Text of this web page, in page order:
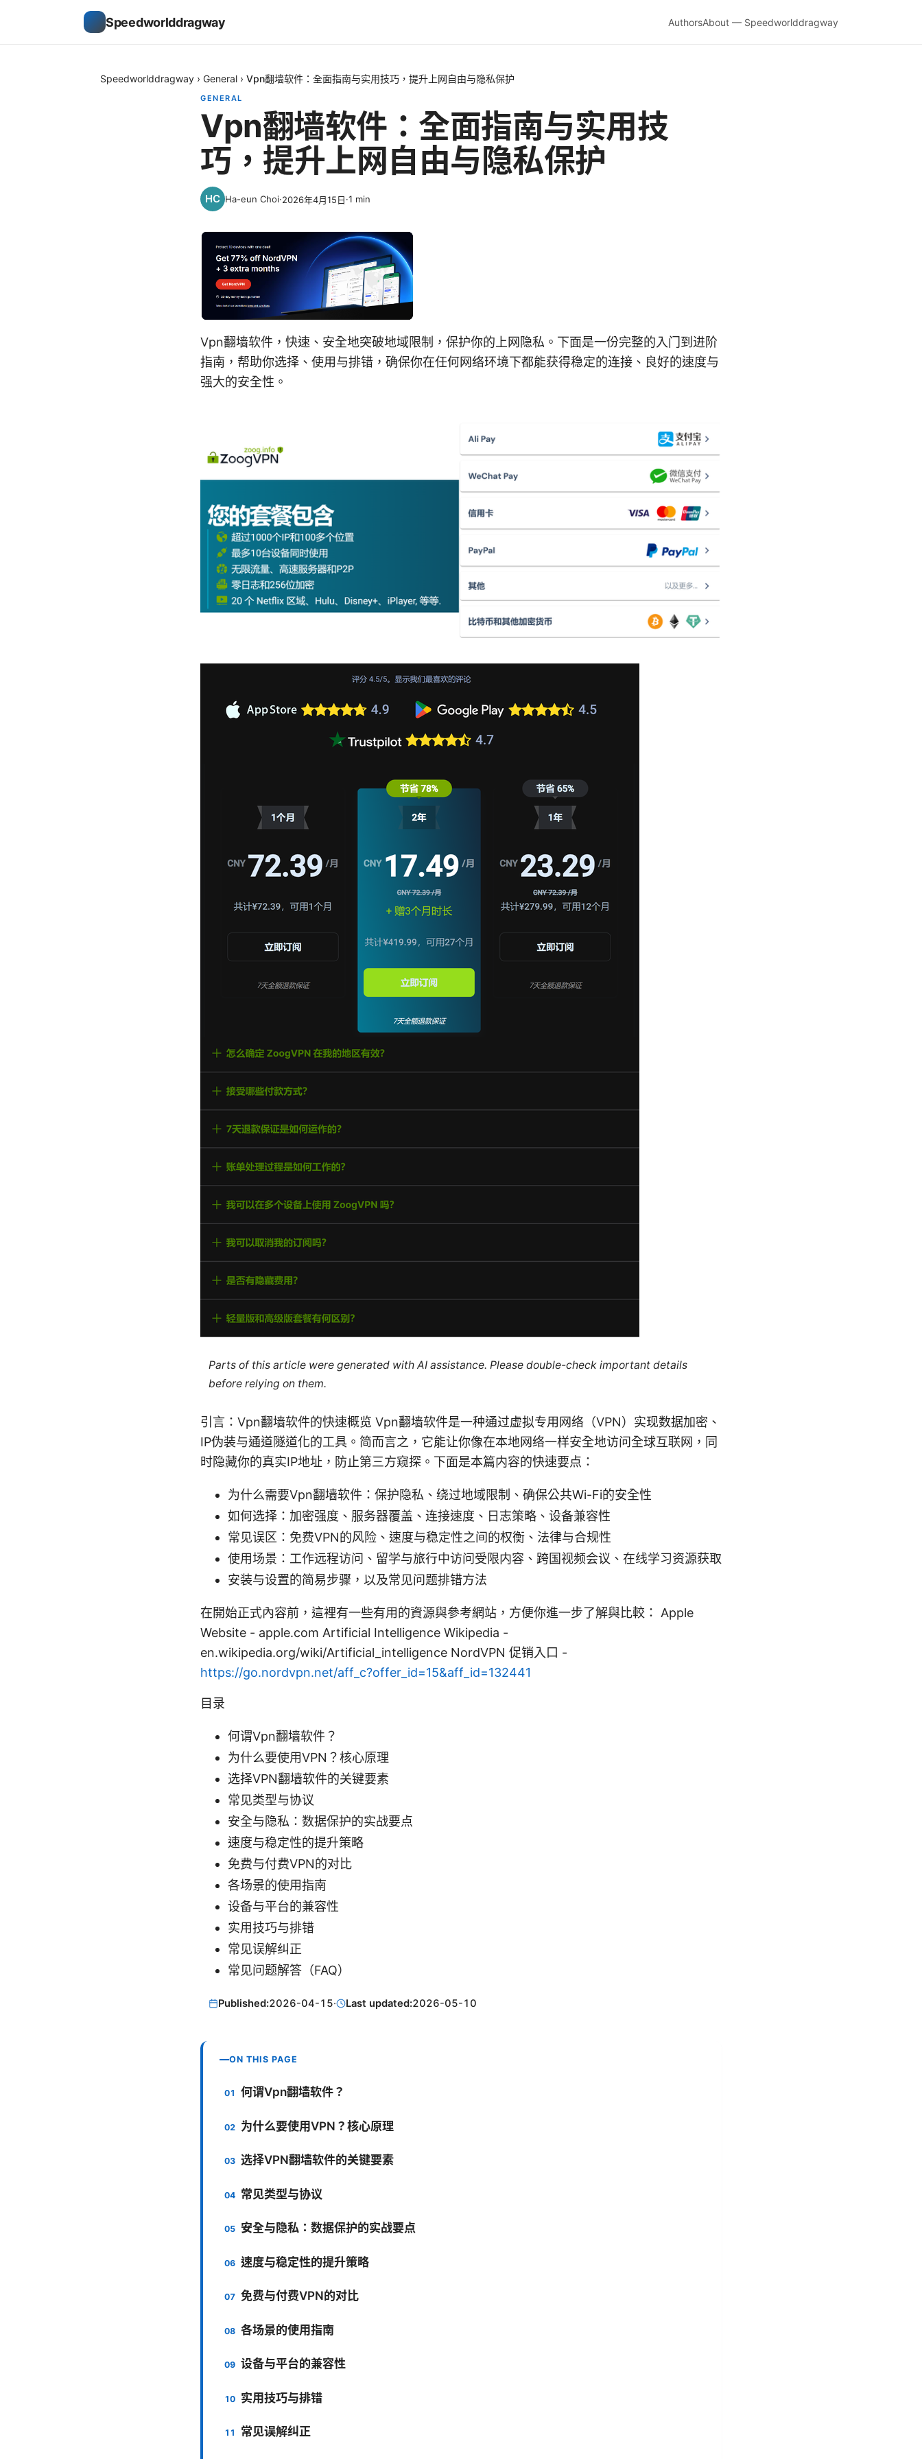
Speedworlddragway AuthorsAbout — Speedworlddragway
Speedworlddragway › General › Vpn翻墙软件：全面指南与实用技巧，提升上网自由与隐私保护
GENERAL
Vpn翻墙软件：全面指南与实用技
巧，提升上网自由与隐私保护
Ha-eun Choi·2026年4月15日·1 min
Vpn翻墙软件，快速、安全地突破地域限制，保护你的上网隐私。下面是一份完整的入门到进阶
指南，帮助你选择、使用与排错，确保你在任何网络环境下都能获得稳定的连接、良好的速度与
强大的安全性。
Parts of this article were generated with AI assistance. Please double-check important details
before relying on them.
引言：Vpn翻墙软件的快速概览 Vpn翻墙软件是一种通过虚拟专用网络（VPN）实现数据加密、
IP伪装与通道隧道化的工具。简而言之，它能让你像在本地网络一样安全地访问全球互联网，同
时隐藏你的真实IP地址，防止第三方窥探。下面是本篇内容的快速要点：
为什么需要Vpn翻墙软件：保护隐私、绕过地域限制、确保公共Wi-Fi的安全性
如何选择：加密强度、服务器覆盖、连接速度、日志策略、设备兼容性
常见误区：免费VPN的风险、速度与稳定性之间的权衡、法律与合规性
使用场景：工作远程访问、留学与旅行中访问受限内容、跨国视频会议、在线学习资源获取
安装与设置的简易步骤，以及常见问题排错方法
在開始正式內容前，這裡有一些有用的資源與參考網站，方便你進一步了解與比較： Apple
Website - apple.com Artificial Intelligence Wikipedia -
en.wikipedia.org/wiki/Artificial_intelligence NordVPN 促销入口 -
https://go.nordvpn.net/aff_c?offer_id=15&aff_id=132441
目录
何谓Vpn翻墙软件？
为什么要使用VPN？核心原理
选择VPN翻墙软件的关键要素
常见类型与协议
安全与隐私：数据保护的实战要点
速度与稳定性的提升策略
免费与付费VPN的对比
各场景的使用指南
设备与平台的兼容性
实用技巧与排错
常见误解纠正
常见问题解答（FAQ）
Published:2026-04-15· Last updated:2026-05-10
ON THIS PAGE
何谓Vpn翻墙软件？
为什么要使用VPN？核心原理
选择VPN翻墙软件的关键要素
常见类型与协议
安全与隐私：数据保护的实战要点
速度与稳定性的提升策略
免费与付费VPN的对比
各场景的使用指南
设备与平台的兼容性
实用技巧与排错
常见误解纠正